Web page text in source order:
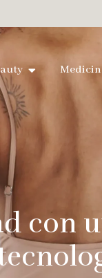
con